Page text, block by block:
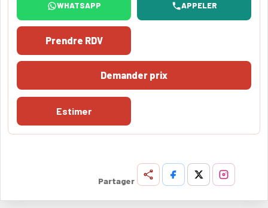
WHATSAPP APPELER
Prendre RDV
Demander prix
Estimer
Partager